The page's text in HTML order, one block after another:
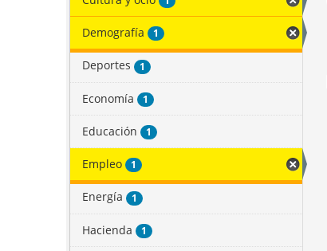
Demografía 1
Deportes 1
Economía 1
Educación 1
Empleo 1
Energía 1
Hacienda 1